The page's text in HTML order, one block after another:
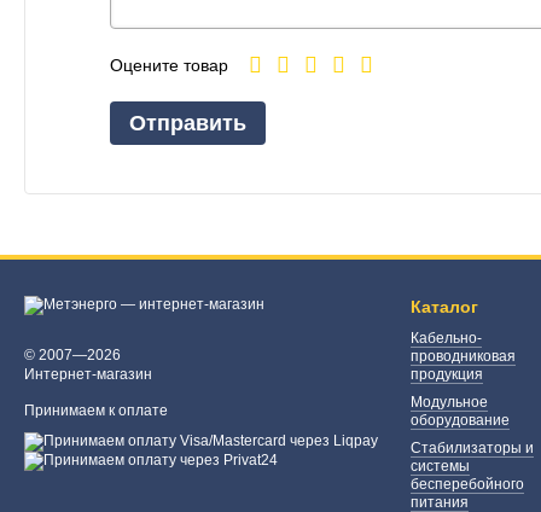
Оцените товар
Отправить
© 2007—2026
Интернет-магазин
Принимаем к оплате
Каталог
Кабельно-
проводниковая
продукция
Модульное
оборудование
Стабилизаторы и
системы
бесперебойного
питания